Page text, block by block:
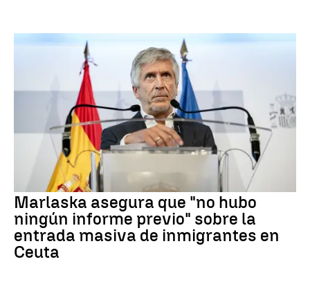
Marlaska asegura que "no hubo
ningún informe previo" sobre la
entrada masiva de inmigrantes en
Ceuta